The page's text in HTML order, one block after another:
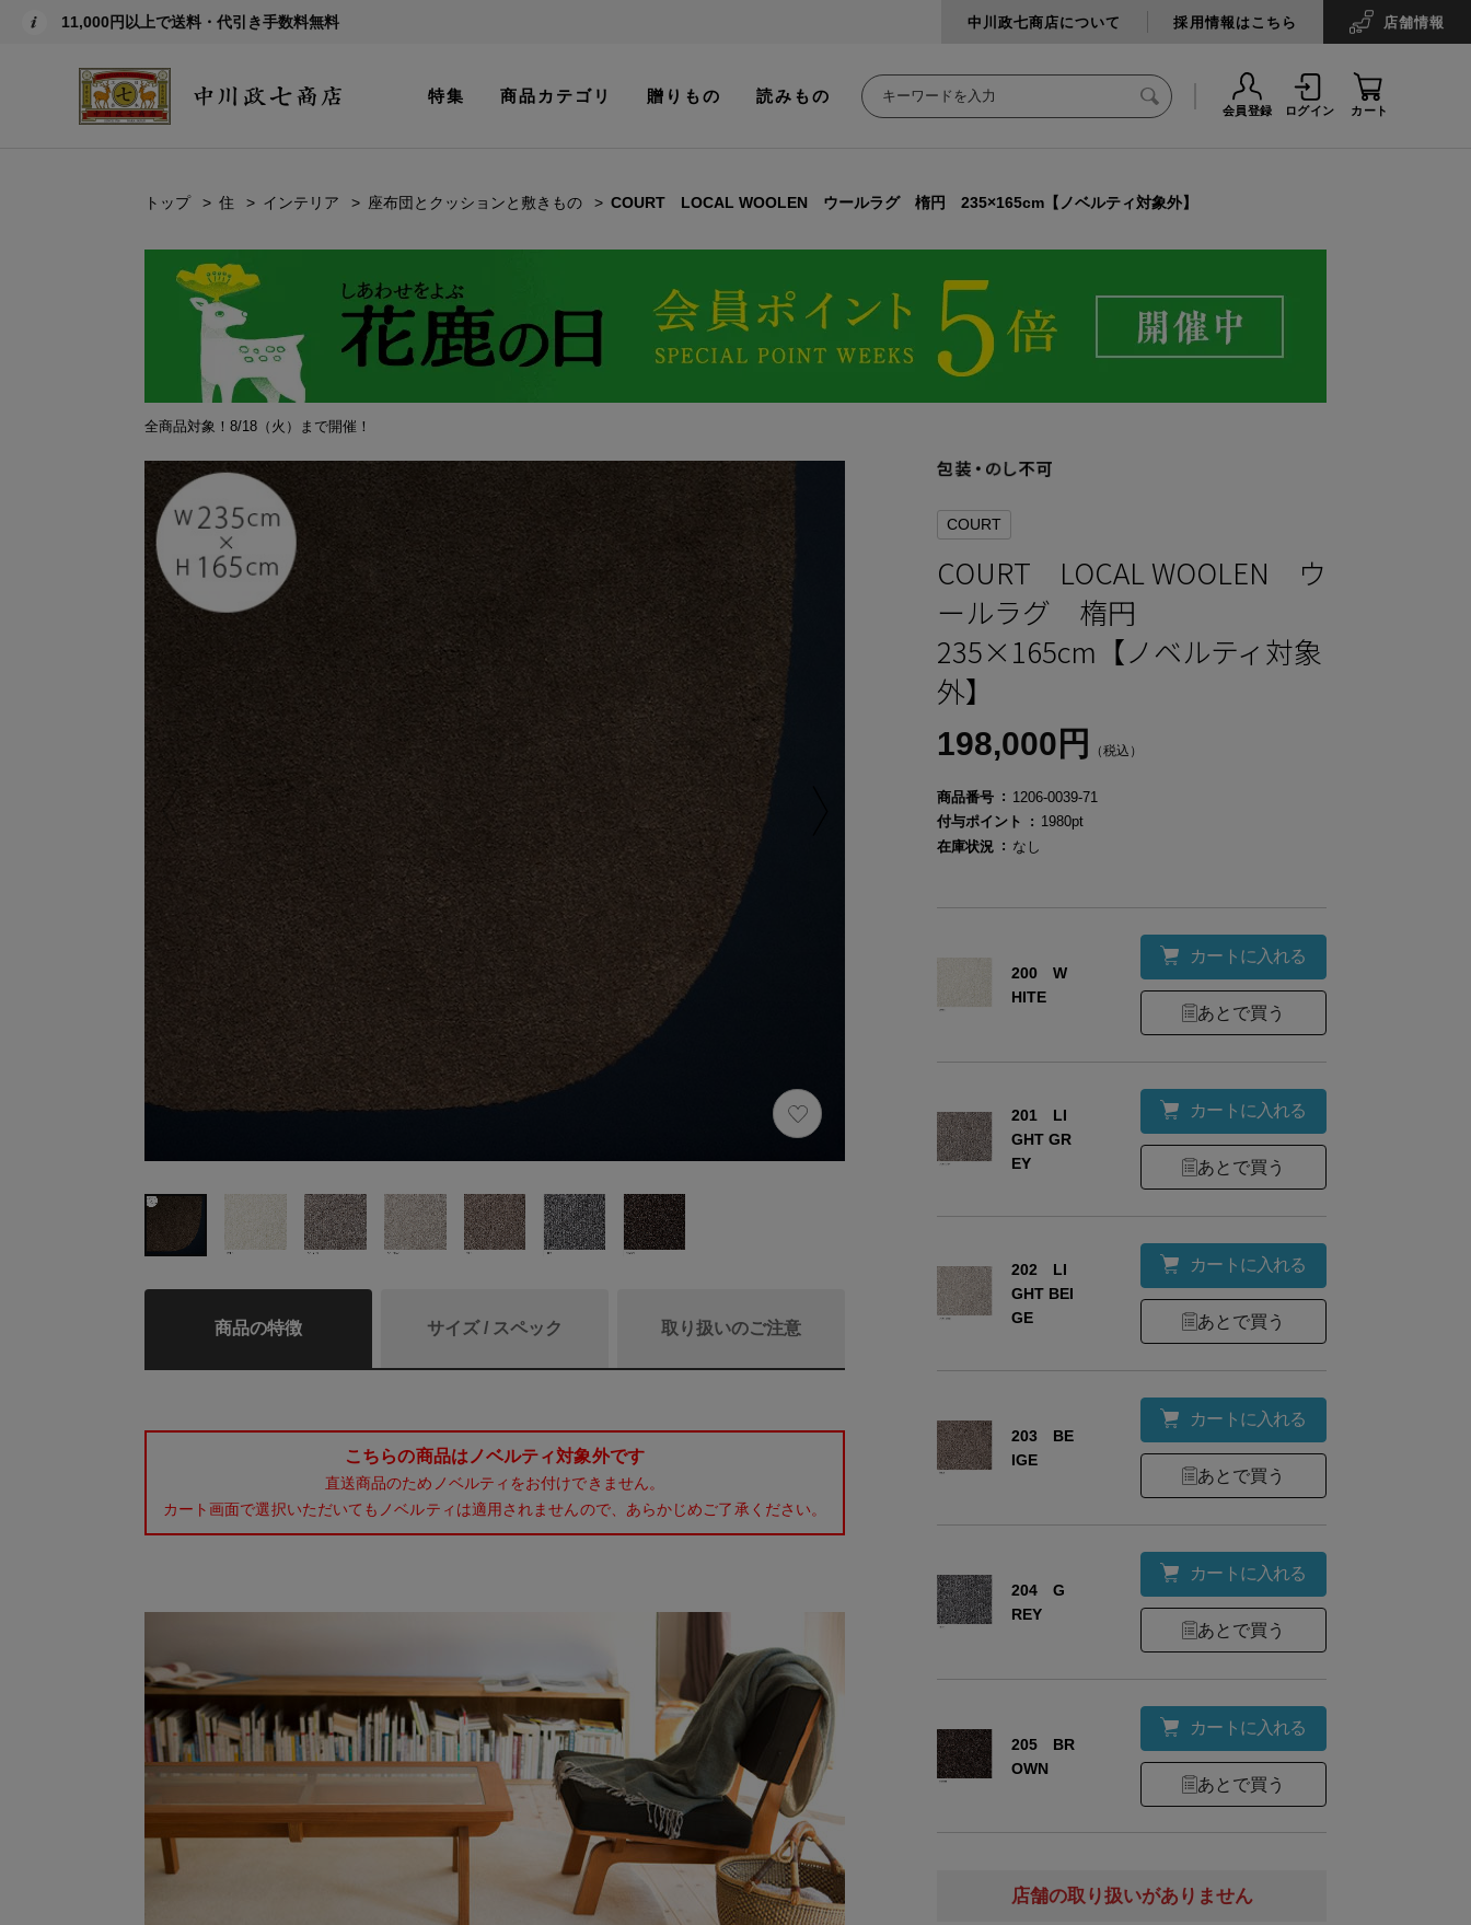
11,000円以上で送料・代引き手数料無料 中川政七商店について 採用情報はこちら 店舗情報
特集 商品カテゴリ 贈りもの 読みもの
会員登録 ログイン カート
トップ 住 インテリア 座布団とクッションと敷きもの COURT LOCAL WOOLEN ウールラグ 楕円 235×165cm【ノベルティ対象外】
全商品対象！8/18（火）まで開催！
商品の特徴 サイズ / スペック 取り扱いのご注意
こちらの商品はノベルティ対象外です
直送商品のためノベルティをお付けできません。
カート画面で選択いただいてもノベルティは適用されませんので、あらかじめご了承ください。
商品リニューアルについてのお知らせ
商品名
ご購入いただいた商品がオンラインショップの
異なる場合がございます。中身の商品は同一の
ので、ご了承くださいませ。
表面:ウール100%/裏面：ポリエステル45%・綿
WHITE：オーストラリアメリノ
LIGHT GREY：ニュージーランドウール
LIGHT BEIGE：スペインメリノ
GREY：ノルウェーウール
COURT
COURT LOCAL WOOLEN ウ
ールラグ 楕円
235×165cm【ノベルティ対象
外】
198,000円 （税込）
商品番号
1206-0039-71
付与ポイント
1980pt
在庫状況
なし
200 W
HITE
カートに入れる
あとで買う
201 LI
GHT GR
EY
カートに入れる
あとで買う
202 LI
GHT BEI
GE
カートに入れる
あとで買う
203 BE
IGE
カートに入れる
あとで買う
204 G
REY
カートに入れる
あとで買う
205 BR
OWN
カートに入れる
あとで買う
店舗の取り扱いがありません